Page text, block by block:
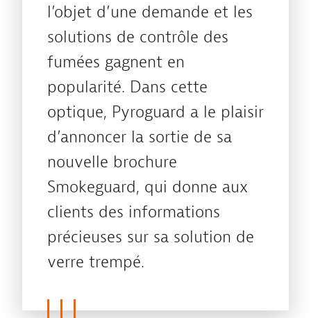
l’objet d’une demande et les
solutions de contrôle des
fumées gagnent en
popularité. Dans cette
optique, Pyroguard a le plaisir
d’annoncer la sortie de sa
nouvelle brochure
Smokeguard, qui donne aux
clients des informations
précieuses sur sa solution de
verre trempé.